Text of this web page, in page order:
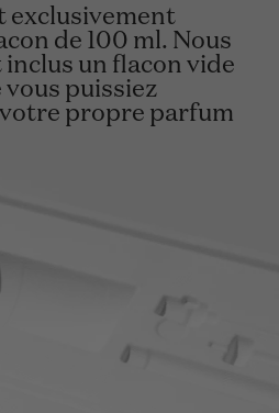
exclusivement
de 100 ml. Nous
un flacon vide
vous puissiez
propre parfum